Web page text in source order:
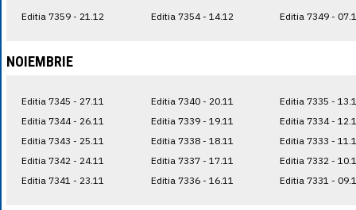
Editia 7359 - 21.12
Editia 7354 - 14.12
Editia 7349 -
NOIEMBRIE
Editia 7345 - 27.11
Editia 7344 - 26.11
Editia 7343 - 25.11
Editia 7342 - 24.11
Editia 7341 - 23.11
Editia 7340 - 20.11
Editia 7339 - 19.11
Editia 7338 - 18.11
Editia 7337 - 17.11
Editia 7336 - 16.11
Editia 7335 -
Editia 7334 -
Editia 7333 -
Editia 7332 -
Editia 7331 -